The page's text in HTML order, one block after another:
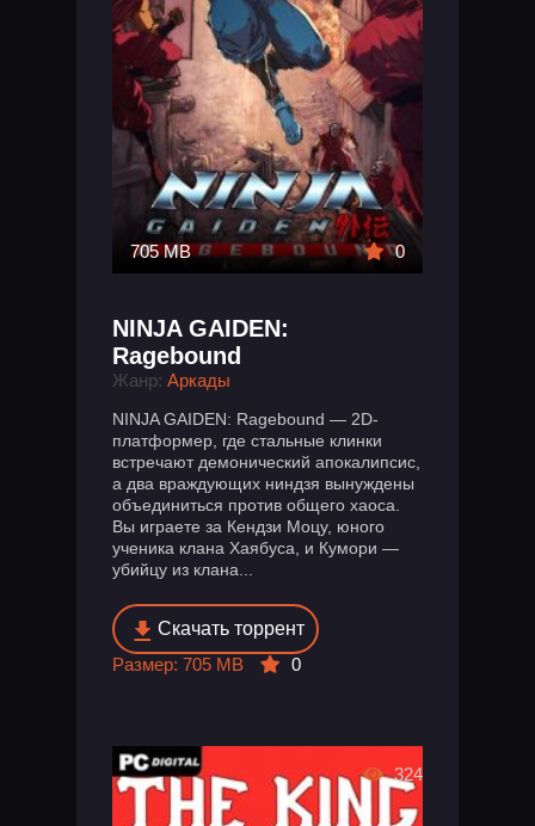
705 MB 0
NINJA GAIDEN:
Ragebound
Жанр: Аркады
NINJA GAIDEN: Ragebound — 2D-
платформер, где стальные клинки
встречают демонический апокалипсис,
а два враждующих ниндзя вынуждены
объединиться против общего хаоса.
Вы играете за Кендзи Моцу, юного
ученика клана Хаябуса, и Кумори —
убийцу из клана...
Скачать торрент
Размер: 705 MB
0
324